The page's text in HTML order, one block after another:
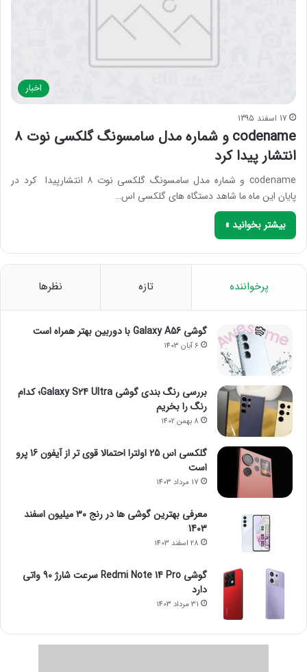
اخبار
17 اسفند 1395
codename و شماره مدل سامسونگ گلکسی نوت ۸
انتشار پیدا کرد
codename و شماره مدل سامسونگ گلکسی نوت ۸ انتشارپیدا کرد در
پایان این ماه ما شاهد دستگاه های گلکسی اس…
بیشتر بخوانید »
پرخواننده تازه نظرها
گوشی Galaxy A56 با دوربین بهتر همراه است
6 آبان 1403
بررسی رنگ بندی گوشی Galaxy S24 Ultra؛ کدام
رنگ را بخریم
8 بهمن 1402
گلکسی اس 25 اولترا احتمالا قوی تر از آیفون 16 پرو
است
17 مرداد 1403
معرفی بهترین گوشی ها در رنج ۳۰ میلیون اسفند
1403
28 اسفند 1403
گوشی Redmi Note 14 Pro سرعت شارژ 90 واتی
دارد
31 مرداد 1403